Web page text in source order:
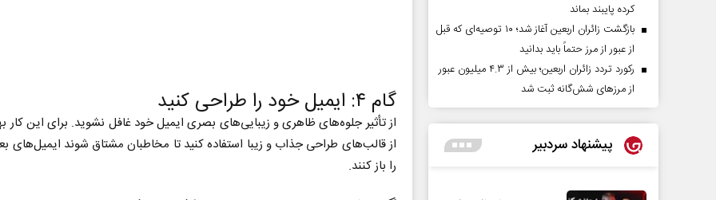
گام ۴: ایمیل خود را طراحی کنید
از تأثیر جلوه‌های ظاهری و زیبایی‌های بصری ایمیل خود غافل نشوید. برای این کار
از قالب‌های طراحی جذاب و زیبا استفاده کنید تا مخاطبان مشتاق شوند ایمیل‌های
را باز کنند.
کرده پایبند بماند
بازگشت زائران اربعین آغاز شد؛ ۱۰ توصیه‌ای که قبل
از عبور از مرز حتماً باید بدانید
رکورد تردد زائران اربعین؛ بیش از ۴.۳ میلیون عبور
از مرزهای شش‌گانه ثبت شد
پیشنهاد سردبیر